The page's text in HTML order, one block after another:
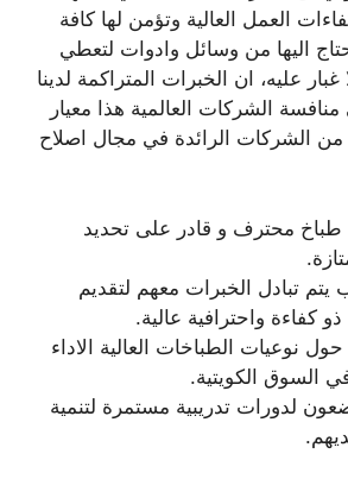
العمل العالية وتؤمن لها كافة
اليها من وسائل وادوات لتعطي
عليه، ان الخبرات المتراكمة لدينا
الشركات العالمية هذا معيار
الشركات الرائدة في مجال اصلاح
طباخ محترف و قادر على تحديد
يتم تبادل الخبرات معهم لتقديم
كفاءة واحترافية عالية.
نوعيات الطباخات العالية الاداء
السوق الكويتية.
لدورات تدريبية مستمرة لتنمية